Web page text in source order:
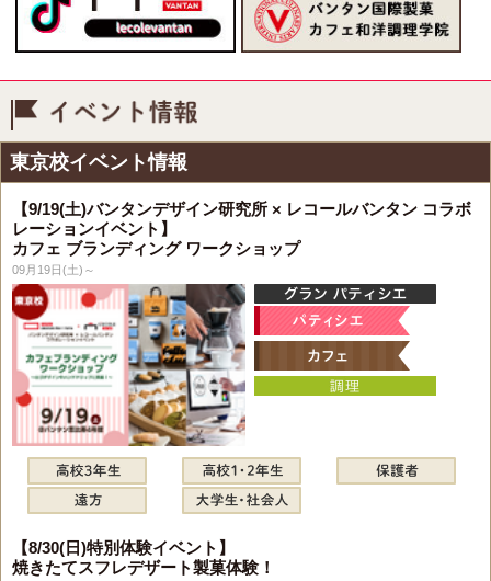
東京校イベント情報
【9/19(土)バンタンデザイン研究所 × レコールバンタン コラボ
レーションイベント】
カフェ ブランディング ワークショップ
09月19日(土)～
【8/30(日)特別体験イベント】
焼きたてスフレデザート製菓体験！